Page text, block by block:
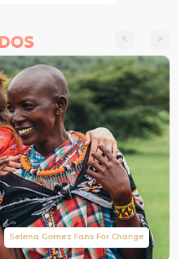
Selena Gomez Fans For Change